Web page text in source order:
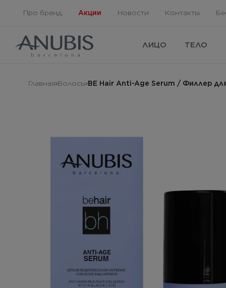
Про бренд Акции Новости Контакты
ЛИЦО ТЕЛО
Главная Волосы BE Hair Anti-Age Serum / Филлер